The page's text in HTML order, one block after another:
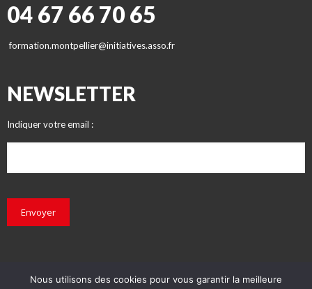
04 67 66 70 65
formation.montpellier@initiatives.asso.fr
NEWSLETTER
Indiquer votre email :
Envoyer
Nous utilisons des cookies pour vous garantir la meilleure